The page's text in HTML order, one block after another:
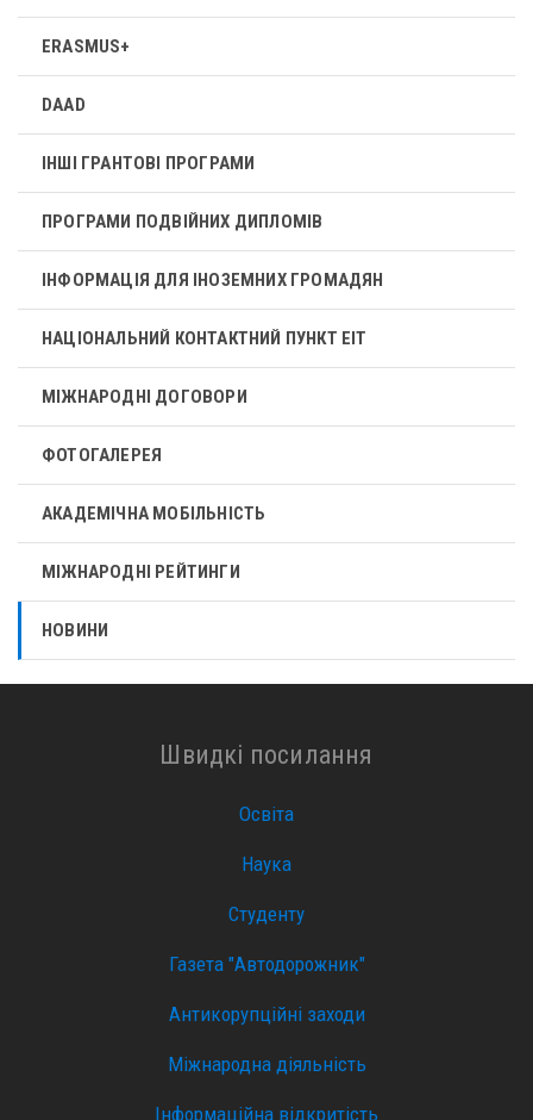
ERASMUS+
DAAD
ІНШІ ГРАНТОВІ ПРОГРАМИ
ПРОГРАМИ ПОДВІЙНИХ ДИПЛОМІВ
ІНФОРМАЦІЯ ДЛЯ ІНОЗЕМНИХ ГРОМАДЯН
НАЦІОНАЛЬНИЙ КОНТАКТНИЙ ПУНКТ ЕІТ
МІЖНАРОДНІ ДОГОВОРИ
ФОТОГАЛЕРЕЯ
АКАДЕМІЧНА МОБІЛЬНІСТЬ
МІЖНАРОДНІ РЕЙТИНГИ
НОВИНИ
Швидкі посилання
Освіта
Наука
Студенту
Газета "Автодорожник"
Антикорупційні заходи
Міжнародна діяльність
Інформаційна відкритість